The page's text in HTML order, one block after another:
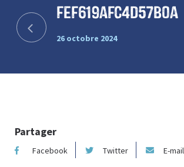
fef619afc4d57b0a
26 octobre 2024
Partager
Facebook Twitter E-mail